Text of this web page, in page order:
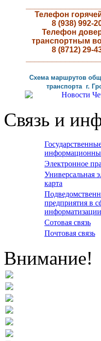
Телефон
8 (938) 992-
Телефон
транспортным
8 (8712) 29-
Схема маршрутов
транспорта г.
Связь и
Электронное
Универсальная
карта
предприятия в
информатизации
Сотовая связь
Почтовая связь
Внимание!